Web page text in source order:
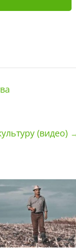
(видео)